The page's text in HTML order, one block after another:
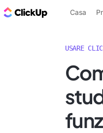
Blog diCasa
USARE